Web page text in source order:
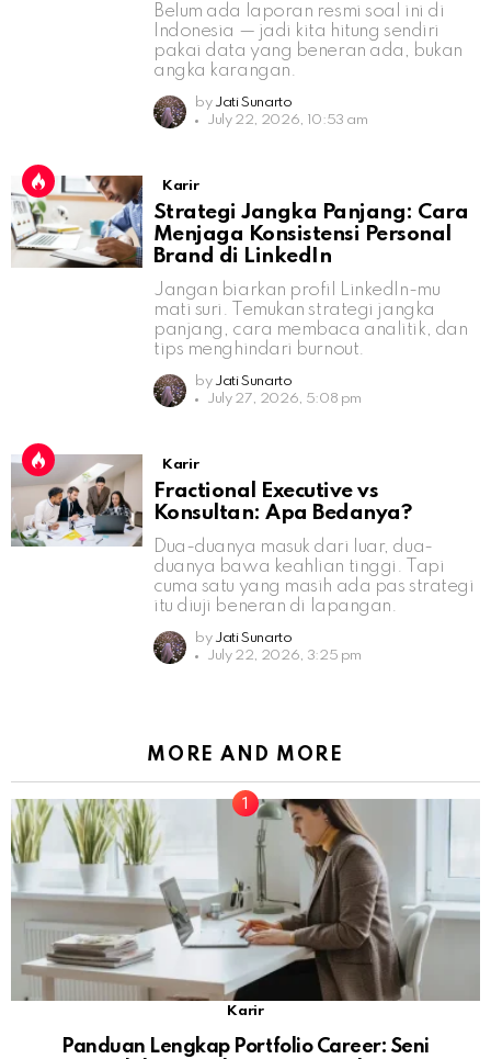
Belum ada laporan resmi soal ini di
Indonesia — jadi kita hitung sendiri
pakai data yang beneran ada, bukan
angka karangan.
by Jati Sunarto
July 22, 2026, 10:53 am
Karir
Strategi Jangka Panjang: Cara
Menjaga Konsistensi Personal
Brand di LinkedIn
Jangan biarkan profil LinkedIn-mu
mati suri. Temukan strategi jangka
panjang, cara membaca analitik, dan
tips menghindari burnout.
by Jati Sunarto
July 27, 2026, 5:08 pm
Karir
Fractional Executive vs
Konsultan: Apa Bedanya?
Dua-duanya masuk dari luar, dua-
duanya bawa keahlian tinggi. Tapi
cuma satu yang masih ada pas strategi
itu diuji beneran di lapangan.
by Jati Sunarto
July 22, 2026, 3:25 pm
MORE AND MORE
Karir
Panduan Lengkap Portfolio Career: Seni